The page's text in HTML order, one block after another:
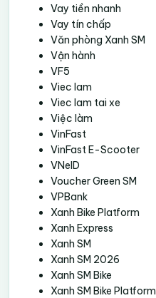
Vay tiền nhanh
Vay tín chấp
Văn phòng Xanh SM
Vận hành
VF5
Viec lam
Viec lam tai xe
Việc làm
VinFast
VinFast E-Scooter
VNeID
Voucher Green SM
VPBank
Xanh Bike Platform
Xanh Express
Xanh SM
Xanh SM 2026
Xanh SM Bike
Xanh SM Bike Platform